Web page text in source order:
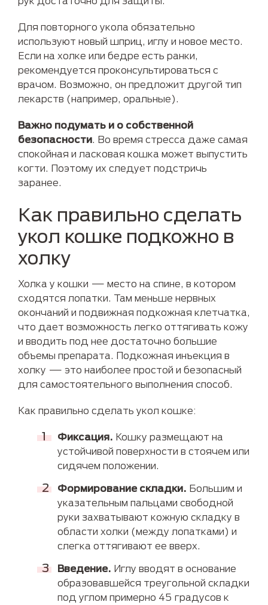
Для повторного укола обязательно
используют новый шприц, иглу и новое место.
Если на холке или бедре есть ранки,
рекомендуется проконсультироваться с
врачом. Возможно, он предложит другой тип
лекарств (например, оральные).
Важно подумать и о собственной
безопасности. Во время стресса даже самая
спокойная и ласковая кошка может выпустить
когти. Поэтому их следует подстричь
заранее.
Как правильно сделать
укол кошке подкожно в
холку
Холка у кошки — место на спине, в котором
сходятся лопатки. Там меньше нервных
окончаний и подвижная подкожная клетчатка,
что дает возможность легко оттягивать кожу
и вводить под нее достаточно большие
объемы препарата. Подкожная инъекция в
холку — это наиболее простой и безопасный
для самостоятельного выполнения способ.
Как правильно сделать укол кошке:
Фиксация. Кошку размещают на
устойчивой поверхности в стоячем или
сидячем положении.
Формирование складки. Большим и
указательным пальцами свободной
руки захватывают кожную складку в
области холки (между лопатками) и
слегка оттягивают ее вверх.
Введение. Иглу вводят в основание
образовавшейся треугольной складки
под углом примерно 45 градусов к